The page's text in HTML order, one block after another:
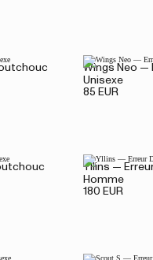
Wings Neo —
Unisexe
85 EUR
Yllins —
Homme
180 EUR